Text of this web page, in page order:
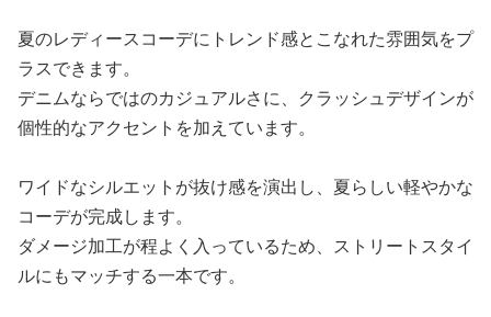
夏のレディースコーデにトレンド感とこなれた雰囲気をプ
ラスできます。
デニムならではのカジュアルさに、クラッシュデザインが
個性的なアクセントを加えています。
ワイドなシルエットが抜け感を演出し、夏らしい軽やかな
コーデが完成します。
ダメージ加工が程よく入っているため、ストリートスタイ
ルにもマッチする一本です。